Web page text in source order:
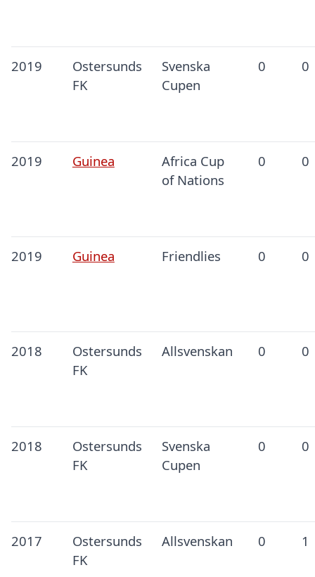
2019
Ostersunds
FK
Svenska
Cupen
0 0
2019 Guinea
Africa Cup
of Nations
0 0
2019 Guinea Friendlies 0 0
2018
Ostersunds
FK
Allsvenskan 0 0
2018
Ostersunds
FK
Svenska
Cupen
0 0
2017
Ostersunds
FK
Allsvenskan 0 1